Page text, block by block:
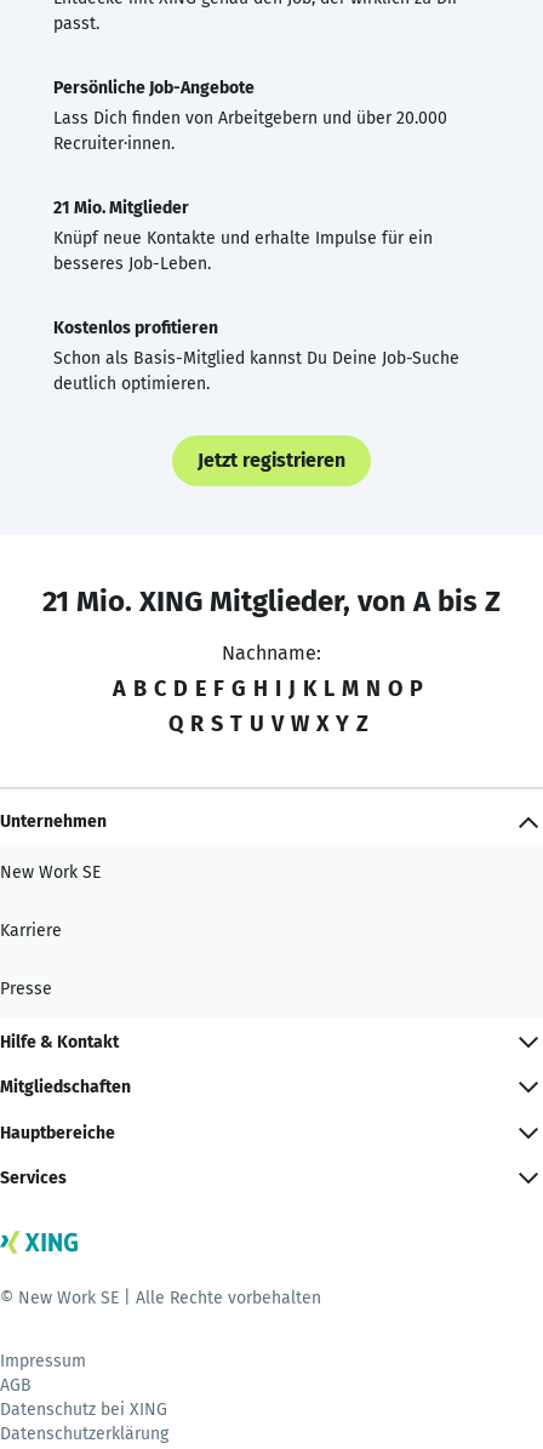
passt.
Persönliche Job-Angebote
Lass Dich finden von Arbeitgebern und über 20.000
Recruiter·innen.
21 Mio. Mitglieder
Knüpf neue Kontakte und erhalte Impulse für ein
besseres Job-Leben.
Kostenlos profitieren
Schon als Basis-Mitglied kannst Du Deine Job-Suche
deutlich optimieren.
Jetzt registrieren
21 Mio. XING Mitglieder, von A bis Z
Nachname:
A B C D E F G H I J K L M N O P
Q R S T U V W X Y Z
Unternehmen
New Work SE
Karriere
Presse
Hilfe & Kontakt
Mitgliedschaften
Hauptbereiche
Services
© New Work SE | Alle Rechte vorbehalten
Impressum
AGB
Datenschutz bei XING
Datenschutzerklärung